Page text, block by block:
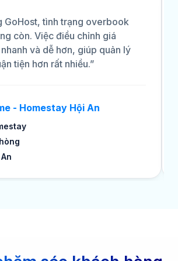
GoHost, tình trạng overbook
còn. Việc điều chỉnh giá
và dễ hơn, giúp quản lý
tiện hơn rất nhiều.”
- Homestay Hội An